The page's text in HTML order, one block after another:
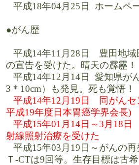
平成18年04月25日 ホームペ
●がん歴
平成14年11月28日 豊田地域
の宣告を受けた。晴天の霹靂！
平成14年12月14日 愛知県が
3＊10cm）も発見。死も覚悟！
平成14年12月19日 同がんセ
平成19年度日本胃癌学界会長)
平成15年01月14日～3月18
射線照射治療を受けた
平成15年03月19日～がんの
Ｔ-CTは9回等。生存目標は古